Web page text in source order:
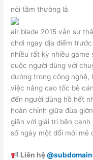
nói tầm thường là
air blade 2015 vẫn sự
chơi ngay địa điểm
nhiều rất kỳ nhiều game
cuộc người dùng với
đường trong công nghệ,
việc nâng cao tốc bè
đến người dùng hồ hết
hoàn chỉnh giữa đùa
giãn với giải trí bên
số ngày một đổi mới mẻ
Liên hệ